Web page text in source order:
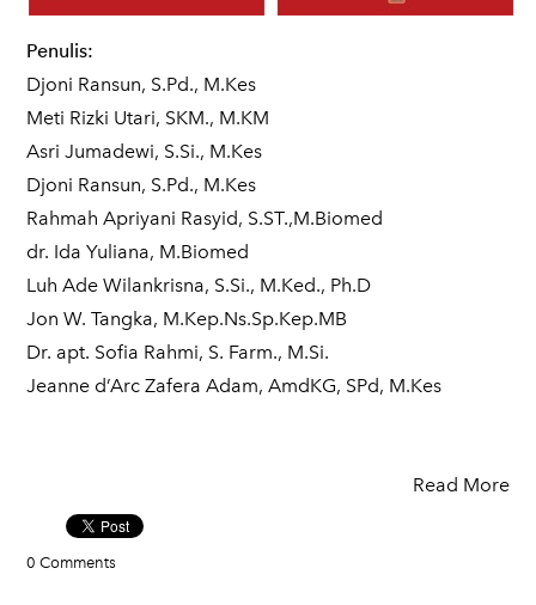
Penulis:
Djoni Ransun, S.Pd., M.Kes
Meti Rizki Utari, SKM., M.KM
Asri Jumadewi, S.Si., M.Kes
Djoni Ransun, S.Pd., M.Kes
Rahmah Apriyani Rasyid, S.ST.,M.Biomed
dr. Ida Yuliana, M.Biomed
Luh Ade Wilankrisna, S.Si., M.Ked., Ph.D
Jon W. Tangka, M.Kep.Ns.Sp.Kep.MB
Dr. apt. Sofia Rahmi, S. Farm., M.Si.
Jeanne d’Arc Zafera Adam, AmdKG, SPd, M.Kes
Read More
0 Comments